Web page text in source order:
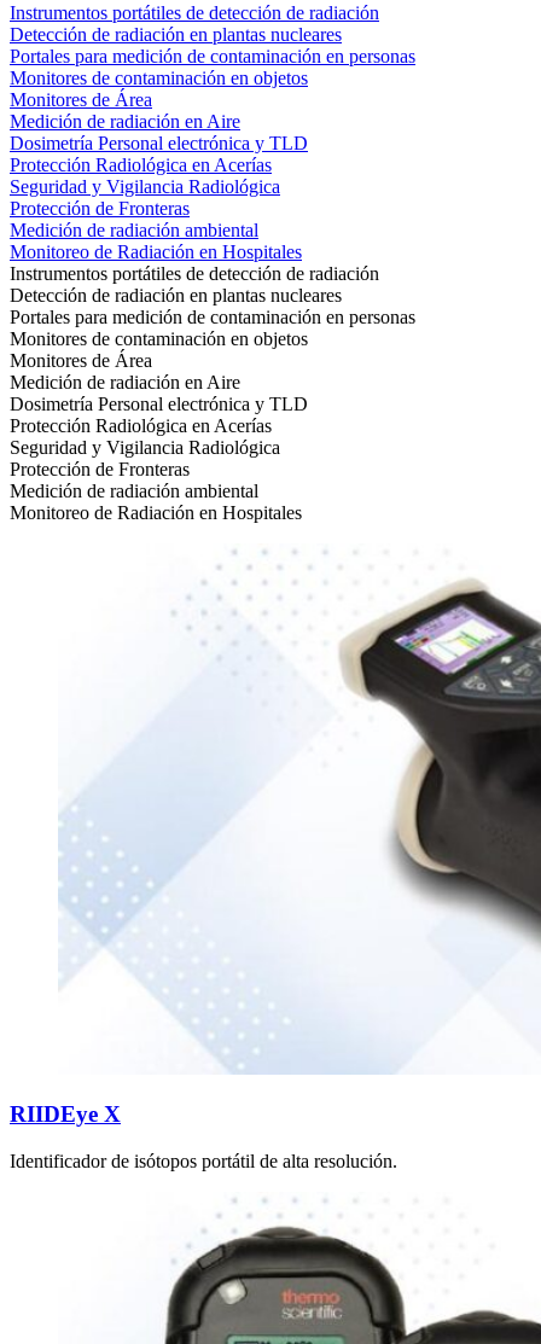
Instrumentos portátiles de detección de radiación
Detección de radiación en plantas nucleares
Portales para medición de contaminación en personas
Monitores de contaminación en objetos
Monitores de Área
Medición de radiación en Aire
Dosimetría Personal electrónica y TLD
Protección Radiológica en Acerías
Seguridad y Vigilancia Radiológica
Protección de Fronteras
Medición de radiación ambiental
Monitoreo de Radiación en Hospitales
Instrumentos portátiles de detección de radiación
Detección de radiación en plantas nucleares
Portales para medición de contaminación en personas
Monitores de contaminación en objetos
Monitores de Área
Medición de radiación en Aire
Dosimetría Personal electrónica y TLD
Protección Radiológica en Acerías
Seguridad y Vigilancia Radiológica
Protección de Fronteras
Medición de radiación ambiental
Monitoreo de Radiación en Hospitales
RIIDEye X
Identificador de isótopos portátil de alta resolución.